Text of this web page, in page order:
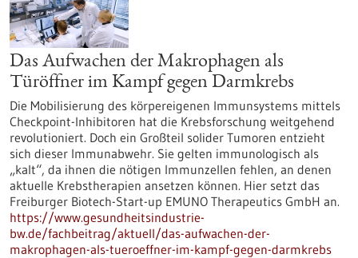
Das Aufwachen der Makrophagen als
Türöffner im Kampf gegen Darmkrebs
Die Mobilisierung des körpereigenen Immunsystems mittels
Checkpoint-Inhibitoren hat die Krebsforschung weitgehend
revolutioniert. Doch ein Großteil solider Tumoren entzieht
sich dieser Immunabwehr. Sie gelten immunologisch als
„kalt“, da ihnen die nötigen Immunzellen fehlen, an denen
aktuelle Krebstherapien ansetzen können. Hier setzt das
Freiburger Biotech-Start-up EMUNO Therapeutics GmbH an.
https://www.gesundheitsindustrie-
bw.de/fachbeitrag/aktuell/das-aufwachen-der-
makrophagen-als-tueroeffner-im-kampf-gegen-darmkrebs